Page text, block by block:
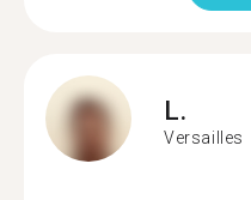
L.
Versailles